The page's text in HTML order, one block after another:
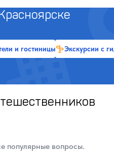
и гостиницы
Экскурсии с
популярные вопросы.